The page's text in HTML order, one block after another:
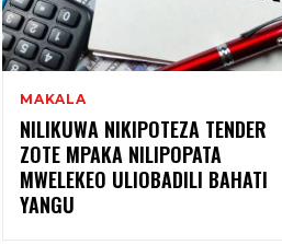
MAKALA
NILIKUWA NIKIPOTEZA TENDER
ZOTE MPAKA NILIPOPATA
MWELEKEO ULIOBADILI BAHATI
YANGU